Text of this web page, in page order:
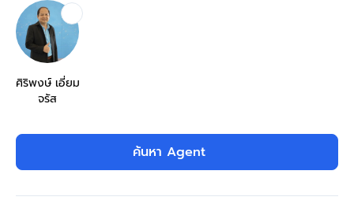
ศิริพงษ์ เอี่ยม
จรัส
ค้นหา Agent